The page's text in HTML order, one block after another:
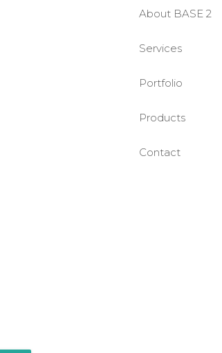
About BASE 2
Services
Portfolio
Products
Contact